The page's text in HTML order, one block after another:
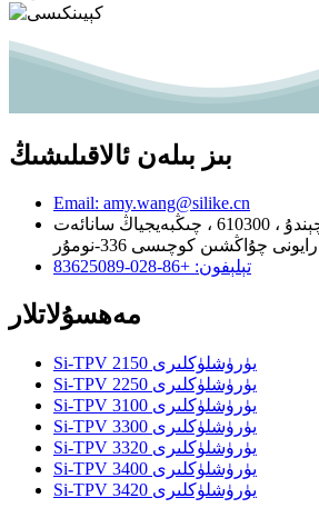
بىز بىلەن ئالاقىلىشىڭ
Email: amy.wang@silike.cn
ئادرېسى: جۇڭگو چېندۇ ، 610300 ، چىڭبەيجياڭ سانائەت
رايونى چۇاڭشىن كوچىسى 336-نومۇر
تېلېفون: +86-028-83625089
مەھسۇلاتلار
Si-TPV 2150 يۈرۈشلۈكلىرى
Si-TPV 2250 يۈرۈشلۈكلىرى
Si-TPV 3100 يۈرۈشلۈكلىرى
Si-TPV 3300 يۈرۈشلۈكلىرى
Si-TPV 3320 يۈرۈشلۈكلىرى
Si-TPV 3400 يۈرۈشلۈكلىرى
Si-TPV 3420 يۈرۈشلۈكلىرى